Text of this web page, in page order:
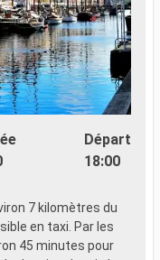
Départ
18:00
7 kilomètres du
en taxi. Par les
45 minutes pour